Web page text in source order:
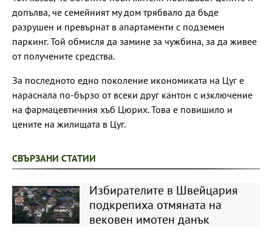
допълва, че семейният му дом трябвало да бъде
разрушен и превърнат в апартаменти с подземен
паркинг. Той обмисля да замине за чужбина, за да живее
от получените средства.
За последното едно поколение икономиката на Цуг е
нараснала по-бързо от всеки друг кантон с изключение
на фармацевтичния хъб Цюрих. Това е повишило и
цените на жилищата в Цуг.
СВЪРЗАНИ СТАТИИ
Избирателите в Швейцария
подкрепиха отмяната на
вековен имотен данък